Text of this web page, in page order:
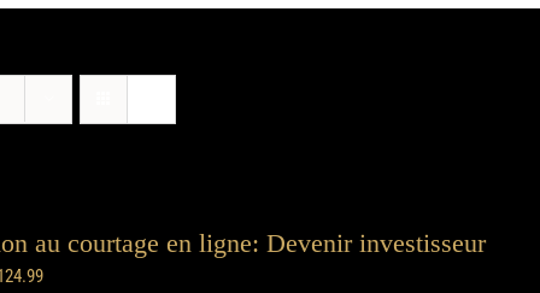
au courtage en ligne: Devenir investisseur